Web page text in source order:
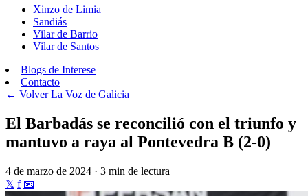
Xinzo de Limia
Sandiás
Vilar de Barrio
Vilar de Santos
Blogs de Interese
Contacto
← VolverLa Voz de Galicia
El Barbadás se reconcilió con el triunfo y
mantuvo a raya al Pontevedra B (2-0)
4 de marzo de 2024 · 3 min de lectura
𝕏 f 📧